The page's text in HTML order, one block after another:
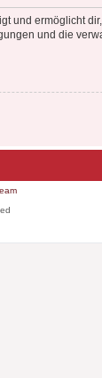
und ermöglicht
und die